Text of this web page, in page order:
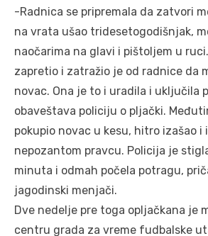
-Radnica se pripremala da zatvori
na vrata ušao tridesetogodišnjak,
naočarima na glavi i pištoljem u
zapretio i zatražio je od radnice da
novac. Ona je to i uradila i uključila
obaveštava policiju o pljački.
pokupio novac u kesu, hitro izašao i
nepozantom pravcu. Policija je
minuta i odmah počela potragu,
jagodinski menjači.
Dve nedelje pre toga opljačkana je
centru grada za vreme fudbalske